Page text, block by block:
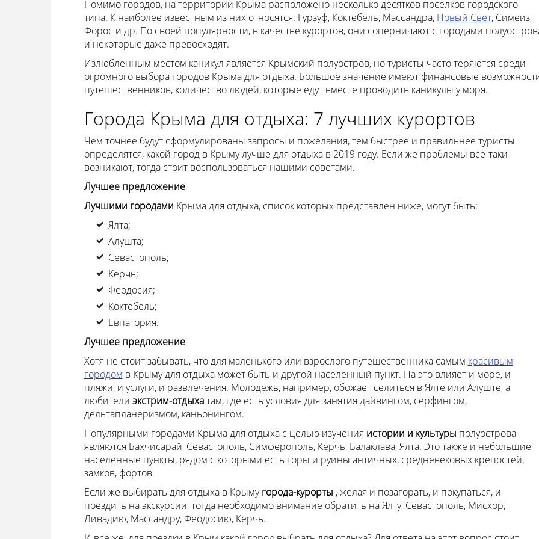
Помимо городов, на территории Крыма расположено несколько десятков поселков городского
типа. К наиболее известным из них относятся: Гурзуф, Коктебель, Массандра, Новый Свет, Симеиз,
Форос и др. По своей популярности, в качестве курортов, они соперничают с городами
и некоторые даже превосходят.
Излюбленным местом каникул является Крымский полуостров, но туристы часто теряются среди
огромного выбора городов Крыма для отдыха. Большое значение имеют финансовые
путешественников, количество людей, которые едут вместе проводить каникулы у моря.
Города Крыма для отдыха: 7 лучших курортов
Чем точнее будут сформулированы запросы и пожелания, тем быстрее и правильнее туристы
определятся, какой город в Крыму лучше для отдыха в 2019 году. Если же проблемы все-таки
возникают, тогда стоит воспользоваться нашими советами.
Лучшее предложение
Лучшими городами Крыма для отдыха, список которых представлен ниже, могут быть:
Ялта;
Алушта;
Севастополь;
Керчь;
Феодосия;
Коктебель;
Евпатория.
Лучшее предложение
Хотя не стоит забывать, что для маленького или взрослого путешественника самым красивым
городом в Крыму для отдыха может быть и другой населенный пункт. На это влияет и море, и
пляжи, и услуги, и развлечения. Молодежь, например, обожает селиться в Ялте или Алуште, а
любители экстрим-отдыхатам, где есть условия для занятия дайвингом, серфингом,
дельтапланеризмом, каньонингом.
Популярными городами Крыма для отдыха с целью изучения истории и культуры полуострова
являются Бахчисарай, Севастополь, Симферополь, Керчь, Балаклава, Ялта. Это также и небольшие
населенные пункты, рядом с которыми есть горы и руины античных, средневековых крепостей,
замков, фортов.
Если же выбирать для отдыха в Крымугорода-курорты , желая и позагорать, и покупаться, и
поездить на экскурсии, тогда необходимо внимание обратить на Ялту, Севастополь, Мисхор,
Ливадию, Массандру, Феодосию, Керчь.